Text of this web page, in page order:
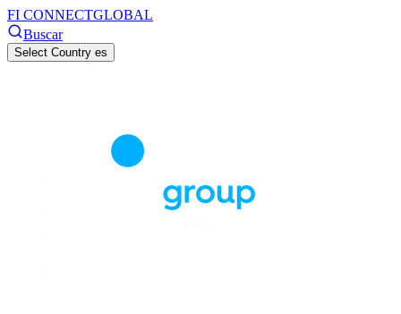
FI CONNECTGLOBAL
Buscar
Select Country es